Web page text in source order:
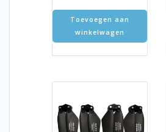
Toevoegen aan
winkelwagen